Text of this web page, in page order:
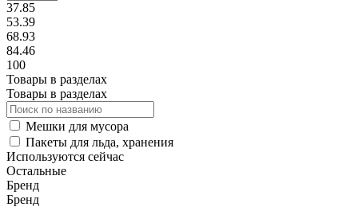
37.85
53.39
68.93
84.46
100
Товары в разделах
Товары в разделах
Мешки для мусора
Пакеты для льда, хранения
Используются сейчас
Остальные
Бренд
Бренд